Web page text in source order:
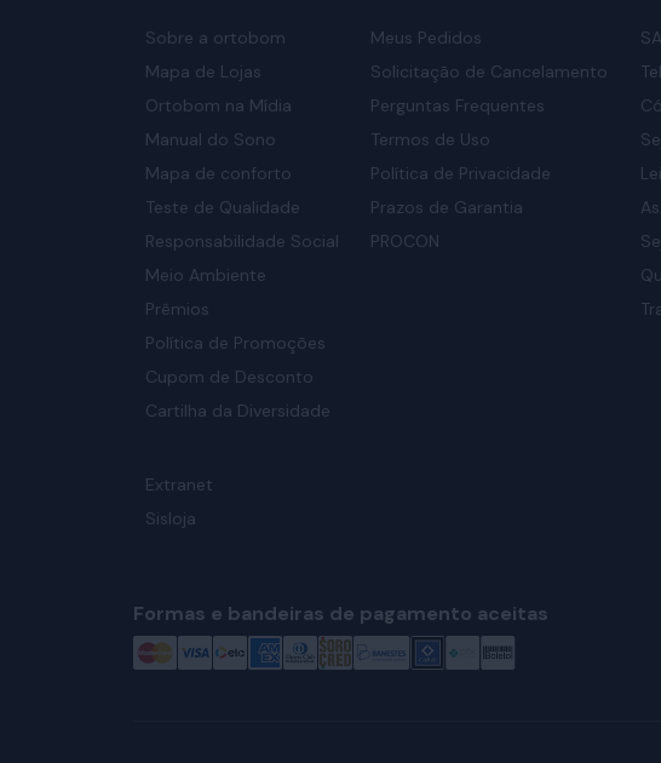
Sobre a ortobom
Mapa de Lojas
Ortobom na Mídia
Manual do Sono
Mapa de conforto
Teste de Qualidade
Responsabilidade Social
Meio Ambiente
Prêmios
Política de Promoções
Cupom de Desconto
Cartilha da Diversidade
Extranet
Sisloja
Meus Pedidos
Solicitação de Cancelamento
Perguntas Frequentes
Termos de Uso
Política de Privacidade
Prazos de Garantia
PROCON
Formas e bandeiras de pagamento aceitas